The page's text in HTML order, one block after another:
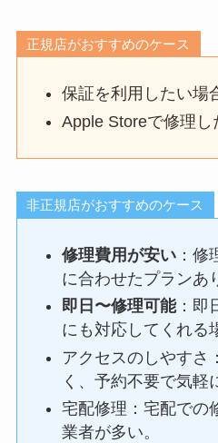
正規店がおすすめのケース
保証を利用したい場
Apple Storeで修理し
非正規店がおすすめのケース
修理費用が安い ：
に合わせたプランあ
即日〜修理可能：即
にも対応してくれる
アクセスのしやすさ
く、予約不要で気軽
宅配修理：宅配での
業者が多い。